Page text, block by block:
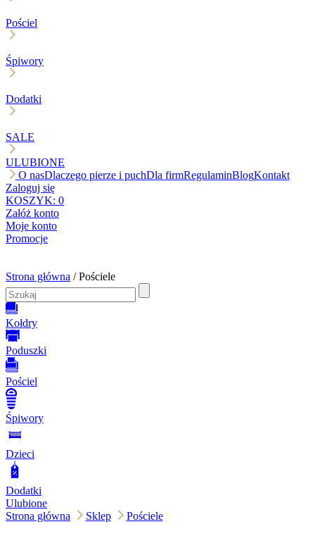
Pościel
Śpiwory
Dodatki
SALE
ULUBIONE
O nasDlaczego pierze i puchDla firmRegulaminBlogKontakt
Zaloguj się
KOSZYK: 0
Załóż konto
Moje konto
Promocje
Strona główna / Pościele
Kołdry
Poduszki
Pościel
Śpiwory
Dzieci
Dodatki
Ulubione
Strona główna
Sklep Pościele